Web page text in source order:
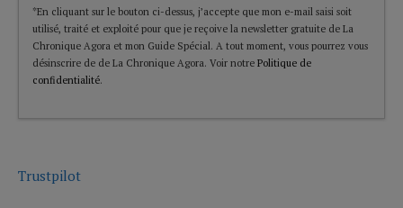
*En cliquant sur le bouton ci-dessus, j’accepte que mon e-mail saisi soit
utilisé, traité et exploité pour que je reçoive la newsletter gratuite de La
Chronique Agora et mon Guide Spécial. A tout moment, vous pourrez vous
désinscrire de de La Chronique Agora. Voir notre Politique de
confidentialité.
Trustpilot